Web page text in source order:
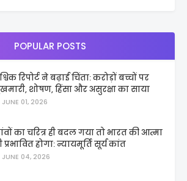
POPULAR POSTS
रिपोर्ट ने बढ़ाई चिंता: करोड़ों बच्चों पर
शोषण, हिंसा और असुरक्षा का साया
JUNE 01, 2026
का चरित्र ही बदल गया तो भारत की आत्मा
प्रभावित होगा: न्यायमूर्ति सूर्य कांत
JUNE 04, 2026